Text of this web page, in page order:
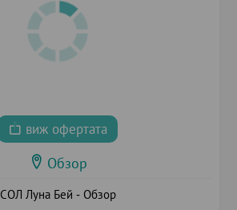
виж офертата
Обзор
СОЛ Луна Бей - Обзор